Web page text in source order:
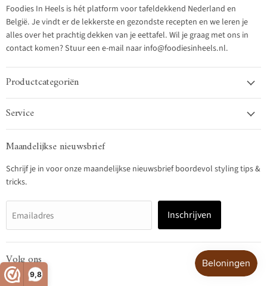
9,8
Foodies In Heels is hét platform voor tafeldekkend Nederland en
België. Je vindt er de lekkerste en gezondste recepten en we leren je
alles over het prachtig dekken van je eettafel. Wil je graag met ons in
contact komen? Stuur een e-mail naar info@foodiesinheels.nl.
Productcategoriën
Service
Maandelijkse nieuwsbrief
Schrijf je in voor onze maandelijkse nieuwsbrief boordevol styling tips &
tricks.
Emailadres Inschrijven
Volg ons
Vind